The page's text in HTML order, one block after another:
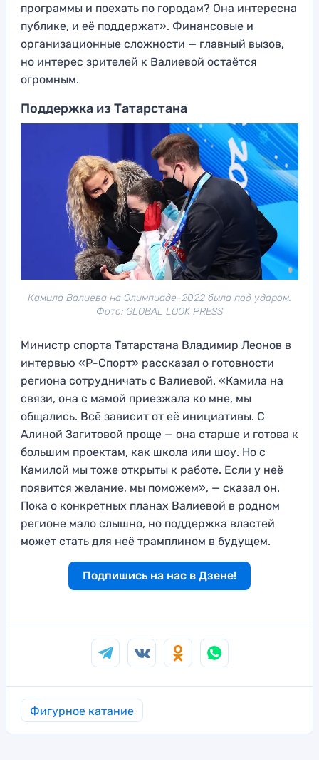
программы и поехать по городам? Она интересна
публике, и её поддержат». Финансовые и
организационные сложности — главный вызов,
но интерес зрителей к Валиевой остаётся
огромным.
Поддержка из Татарстана
Камила Валиева на Олимпиаде-2022 была под ударом.
Фото: GLOBAL LOOK PRESS
Министр спорта Татарстана Владимир Леонов в
интервью «Р-Спорт» рассказал о готовности
региона сотрудничать с Валиевой. «Камила на
связи, она с мамой приезжала ко мне, мы
общались. Всё зависит от её инициативы. С
Алиной Загитовой проще — она старше и готова к
большим проектам, как школа или шоу. Но с
Камилой мы тоже открыты к работе. Если у неё
появится желание, мы поможем», — сказал он.
Пока о конкретных планах Валиевой в родном
регионе мало слышно, но поддержка властей
может стать для неё трамплином в будущем.
Подпишись на нас в Дзене!
Фигурное катание